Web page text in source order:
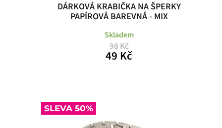
DÁRKOVÁ KRABIČKA NA ŠPERKY
PAPÍROVÁ BAREVNÁ - MIX
Skladem
98 Kč
49 Kč
SLEVA 50%